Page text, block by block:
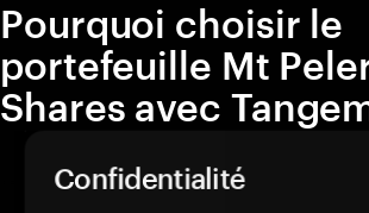
Pourquoi choisir le
portefeuille Mt
Shares avec
Confidentialité